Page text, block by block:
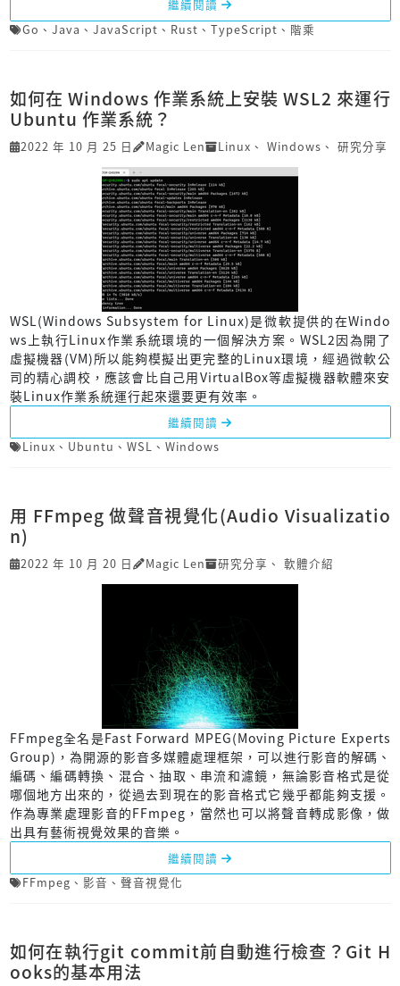
繼續閱讀
Go 、 Java 、 JavaScript 、 Rust 、 TypeScript 、 階乘
如何在 Windows 作業系統上安裝 WSL2 來運行
Ubuntu 作業系統？
2022 年 10 月 25 日 Magic Len Linux 、 Windows 、 研究分享
WSL(Windows Subsystem for Linux)是微軟提供的在Windo
ws上執行Linux作業系統環境的一個解決方案。WSL2因為開了
虛擬機器(VM)所以能夠模擬出更完整的Linux環境，經過微軟公
司的精心調校，應該會比自己用VirtualBox等虛擬機器軟體來安
裝Linux作業系統運行起來還要更有效率。
繼續閱讀
Linux 、 Ubuntu 、 WSL 、 Windows
用 FFmpeg 做聲音視覺化(Audio Visualizatio
n)
2022 年 10 月 20 日 Magic Len 研究分享 、 軟體介紹
FFmpeg全名是Fast Forward MPEG(Moving Picture Experts
Group)，為開源的影音多媒體處理框架，可以進行影音的解碼、
編碼、編碼轉換、混合、抽取、串流和濾鏡，無論影音格式是從
哪個地方出來的，從過去到現在的影音格式它幾乎都能夠支援。
作為專業處理影音的FFmpeg，當然也可以將聲音轉成影像，做
出具有藝術視覺效果的音樂。
繼續閱讀
FFmpeg 、 影音 、 聲音視覺化
如何在執行git commit前自動進行檢查？Git H
ooks的基本用法